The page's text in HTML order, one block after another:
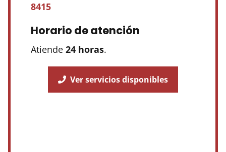
8415
Horario de atención
Atiende 24 horas.
Ver servicios disponibles